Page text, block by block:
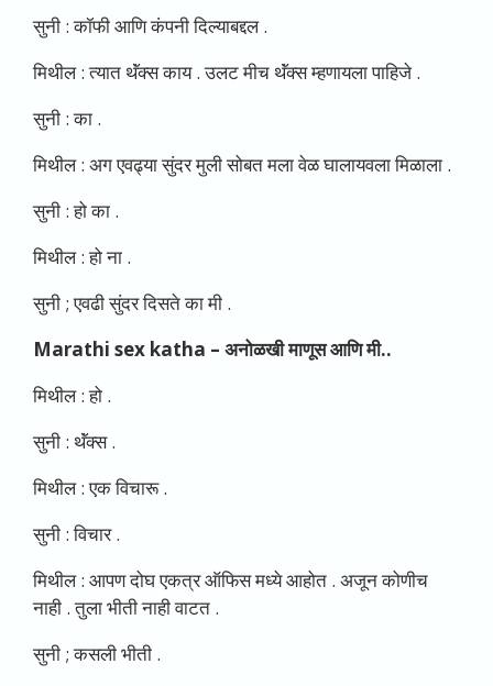
सुनी : कॉफी आणि कंपनी दिल्याबद्दल .
मिथील : त्यात थॅंक्स काय . उलट मीच थॅंक्स म्हणायला पाहिजे .
सुनी : का .
मिथील : अग एवढ्या सुंदर मुली सोबत मला वेळ घालायवला मिळाला .
सुनी : हो का .
मिथील : हो ना .
सुनी ; एवढी सुंदर दिसते का मी .
Marathi sex katha – अनोळखी माणूस आणि मी..
मिथील : हो .
सुनी : थॅंक्स .
मिथील : एक विचारू .
सुनी : विचार .
मिथील : आपण दोघ एकत्र ऑफिस मध्ये आहोत . अजून कोणीच
नाही . तुला भीती नाही वाटत .
सुनी ; कसली भीती .